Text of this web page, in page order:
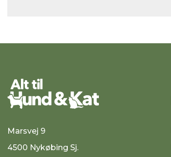
Marsvej 9
4500 Nykøbing Sj.